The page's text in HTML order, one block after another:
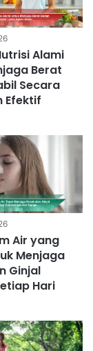
Alami
Berat
Secara
Efektif
Air yang
Menjaga
Ginjal
Hari